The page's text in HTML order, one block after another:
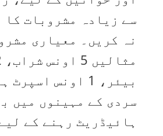
سے زیادہ مشروبات کا
نہ کریں۔ معیاری
بیئر، 1 اونس
سردی کے مہینوں میں
ہائیڈریٹ رہنے کے